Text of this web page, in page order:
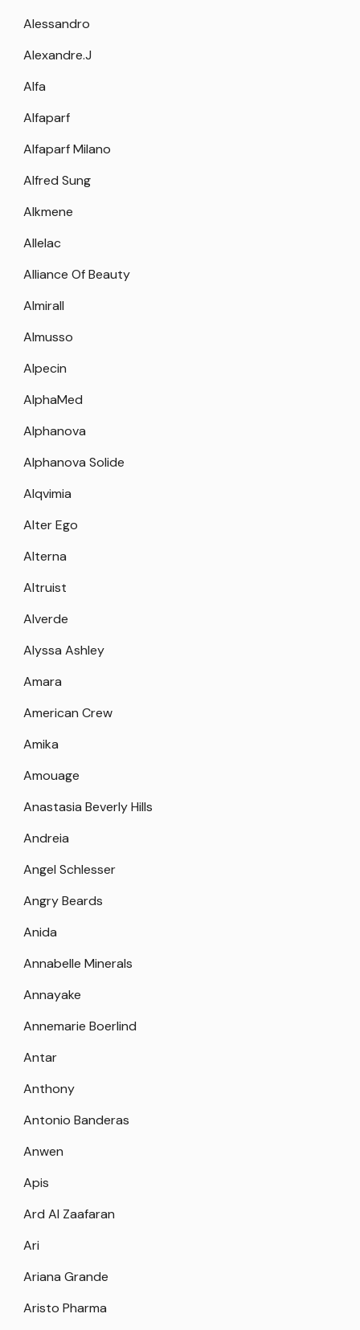
Alessandro
Alexandre.J
Alfa
Alfaparf
Alfaparf Milano
Alfred Sung
Alkmene
Allelac
Alliance Of Beauty
Almirall
Almusso
Alpecin
AlphaMed
Alphanova
Alphanova Solide
Alqvimia
Alter Ego
Alterna
Altruist
Alverde
Alyssa Ashley
Amara
American Crew
Amika
Amouage
Anastasia Beverly Hills
Andreia
Angel Schlesser
Angry Beards
Anida
Annabelle Minerals
Annayake
Annemarie Boerlind
Antar
Anthony
Antonio Banderas
Anwen
Apis
Ard Al Zaafaran
Ari
Ariana Grande
Aristo Pharma